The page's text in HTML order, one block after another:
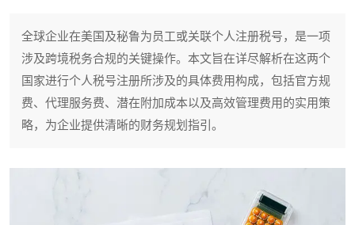
全球企业在美国及秘鲁为员工或关联个人注册税号，是一项
涉及跨境税务合规的关键操作。本文旨在详尽解析在这两个
国家进行个人税号注册所涉及的具体费用构成，包括官方规
费、代理服务费、潜在附加成本以及高效管理费用的实用策
略，为企业提供清晰的财务规划指引。